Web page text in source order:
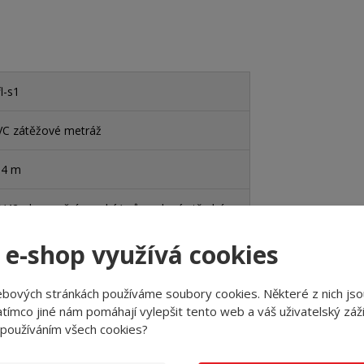
shop využívá cookies
stránkách používáme soubory cookies. Některé z nich
jiné nám pomáhají vylepšit tento web a váš uživatelský
všech cookies?
s1
zátěžové metráž
m
42 - komerční vysoká/průmyslová střední
- akustický i kročejový
- stále používaná kolečková židle